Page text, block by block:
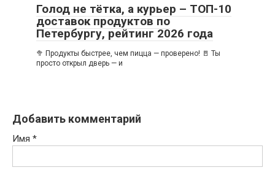
Голод не тётка, а курьер – ТОП-10
доставок продуктов по
Петербургу, рейтинг 2026 года
🥦 Продукты быстрее, чем пицца — проверено! 🚪 Ты
просто открыл дверь — и
Добавить комментарий
Имя *